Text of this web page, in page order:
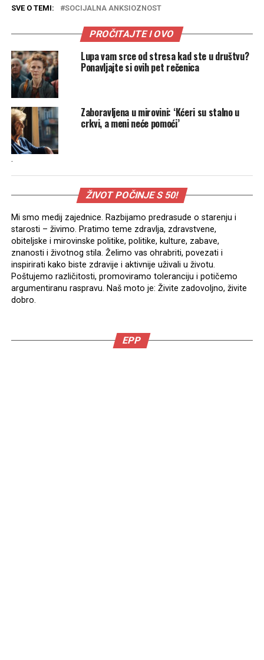
SVE O TEMI: SOCIJALNA ANKSIOZNOST
PROČITAJTE I OVO
Lupa vam srce od stresa kad ste u društvu?
Ponavljajte si ovih pet rečenica
Zaboravljena u mirovini: ‘Kćeri su stalno u
crkvi, a meni neće pomoći’
.
ŽIVOT POČINJE S 50!
Mi smo medij zajednice. Razbijamo predrasude o starenju i
starosti – živimo. Pratimo teme zdravlja, zdravstvene,
obiteljske i mirovinske politike, politike, kulture, zabave,
znanosti i životnog stila. Želimo vas ohrabriti, povezati i
inspirirati kako biste zdravije i aktivnije uživali u životu.
Poštujemo različitosti, promoviramo toleranciju i potičemo
argumentiranu raspravu. Naš moto je: Živite zadovoljno, živite
dobro.
EPP